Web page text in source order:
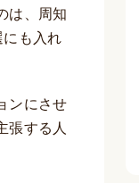
は、周知
も入れ
ンにさせ
張する人